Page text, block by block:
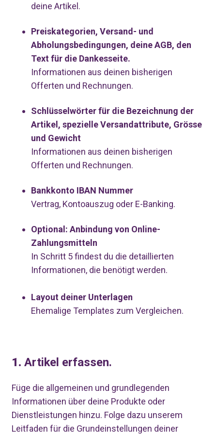
deine Artikel.
Preiskategorien, Versand- und
Abholungsbedingungen, deine AGB, den
Text für die Dankesseite.
Informationen aus deinen bisherigen
Offerten und Rechnungen.
Schlüsselwörter für die Bezeichnung der
Artikel, spezielle Versandattribute, Grösse
und Gewicht
Informationen aus deinen bisherigen
Offerten und Rechnungen.
Bankkonto IBAN Nummer
Vertrag, Kontoauszug oder E-Banking.
Optional: Anbindung von Online-
Zahlungsmitteln
In Schritt 5 findest du die detaillierten
Informationen, die benötigt werden.
Layout deiner Unterlagen
Ehemalige Templates zum Vergleichen.
1. Artikel erfassen.
Füge die allgemeinen und grundlegenden
Informationen über deine Produkte oder
Dienstleistungen hinzu. Folge dazu unserem
Leitfaden für die Grundeinstellungen deiner